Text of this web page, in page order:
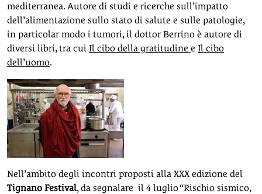
mediterranea. Autore di studi e ricerche sull’impatto
dell’alimentazione sullo stato di salute e sulle patologie,
in particolar modo i tumori, il dottor Berrino è autore di
diversi libri, tra cui Il cibo della gratitudine e Il cibo
dell’uomo.
Nell’ambito degli incontri proposti alla XXX edizione del
Tignano Festival, da segnalare il 4 luglio “Rischio sismico,